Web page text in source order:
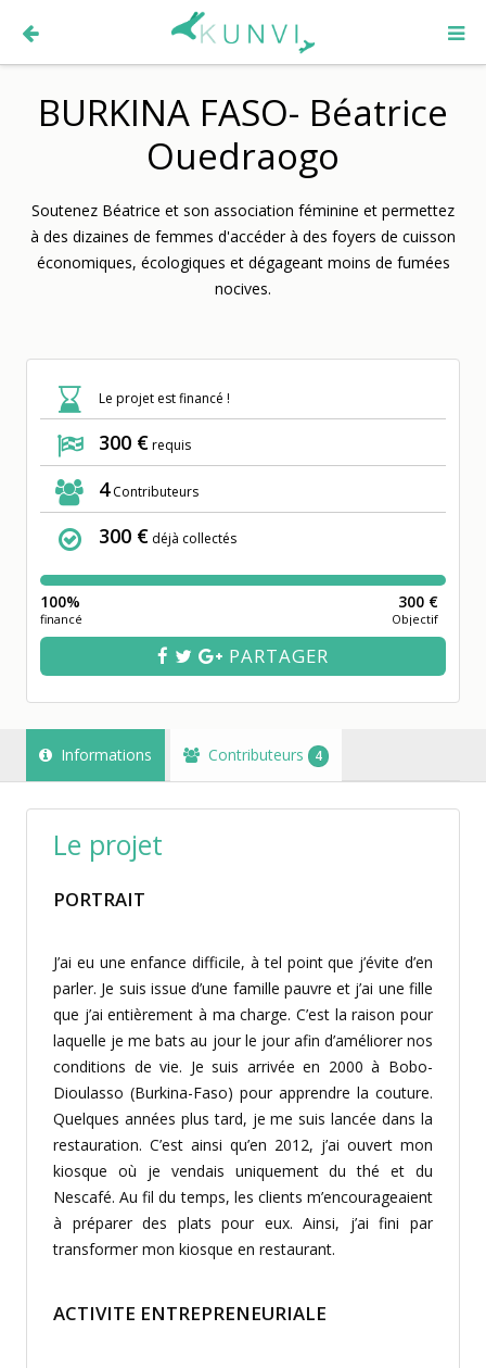
BURKINA FASO- Béatrice
Ouedraogo
Soutenez Béatrice et son association féminine et permettez
à des dizaines de femmes d'accéder à des foyers de cuisson
économiques, écologiques et dégageant moins de fumées
nocives.
Le projet est financé !
300 €requis
4Contributeurs
300 € déjà collectés
100%
financé
300 €
Objectif
PARTAGER
Informations Contributeurs 4
Le projet
PORTRAIT
J’ai eu une enfance difficile, à tel point que j’évite d’en
parler. Je suis issue d’une famille pauvre et j’ai une fille
que j’ai entièrement à ma charge. C’est la raison pour
laquelle je me bats au jour le jour afin d’améliorer nos
conditions de vie. Je suis arrivée en 2000 à Bobo-
Dioulasso (Burkina-Faso) pour apprendre la couture.
Quelques années plus tard, je me suis lancée dans la
restauration. C’est ainsi qu’en 2012, j’ai ouvert mon
kiosque où je vendais uniquement du thé et du
Nescafé. Au fil du temps, les clients m’encourageaient
à préparer des plats pour eux. Ainsi, j’ai fini par
transformer mon kiosque en restaurant.
ACTIVITE ENTREPRENEURIALE